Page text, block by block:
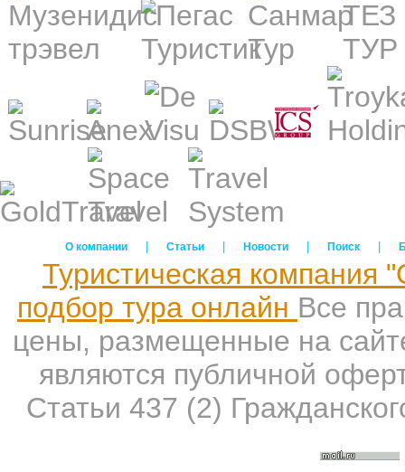
О компании Статьи Новости Поиск
Туристическая компания
подбор тура онлайн Все
цены, размещенные на
являются публичной
Статьи 437 (2)